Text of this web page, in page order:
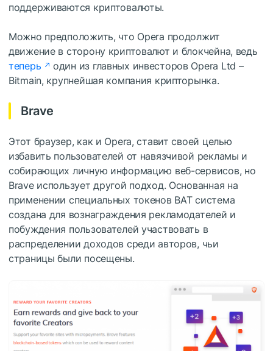
поддерживаются криптовалюты.
Можно предположить, что Opera продолжит
движение в сторону криптовалют и блокчейна, ведь
теперь
один из главных инвесторов Opera Ltd –
Bitmain, крупнейшая компания крипторынка.
Brave
Этот браузер, как и Opera, ставит своей целью
избавить пользователей от навязчивой рекламы и
собирающих личную информацию веб-сервисов, но
Brave использует другой подход. Основанная на
применении специальных токенов BAT система
создана для вознаграждения рекламодателей и
побуждения пользователей участвовать в
распределении доходов среди авторов, чьи
страницы были посещены.